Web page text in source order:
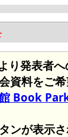
り発表者
資料をご
Book
ンが表示